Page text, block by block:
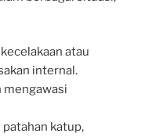
atau
internal.
mengawasi
katup,